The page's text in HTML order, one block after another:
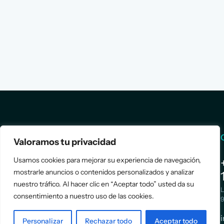
Valoramos tu privacidad
Usamos cookies para mejorar su experiencia de navegación,
mostrarle anuncios o contenidos personalizados y analizar
nuestro tráfico. Al hacer clic en “Aceptar todo” usted da su
consentimiento a nuestro uso de las cookies.
Personalizar Rechazar todo Aceptar todo
Asociación
Española
Services
Assessment
Positioning
About Us
Services
Cases
Terms &